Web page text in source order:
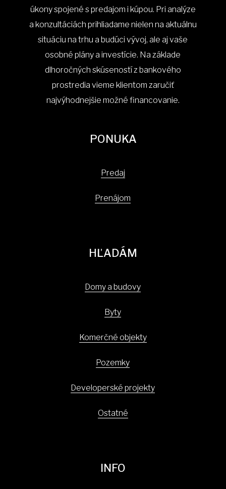
úkony spojené s predajom i kúpou. Pri analýze
a konzultáciách prihliadame nielen na aktuálnu
situáciu na trhu a budúci vývoj, ale aj vaše
osobné plány a investície. Na základe
dlhoročných skúseností z bankového
prostredia vieme klientom zaručiť
najvýhodnejšie možné financovanie.
PONUKA
Predaj
Prenájom
HĽADÁM
Domy a budovy
Byty
Komerčné objekty
Pozemky
Developerské projekty
Ostatné
INFO